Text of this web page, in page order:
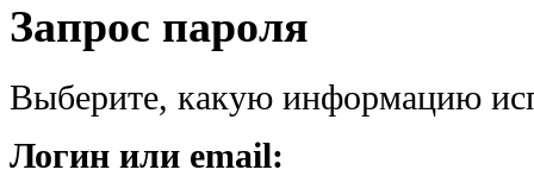
Запрос пароля
Выберите, какую информацию
Логин или email: